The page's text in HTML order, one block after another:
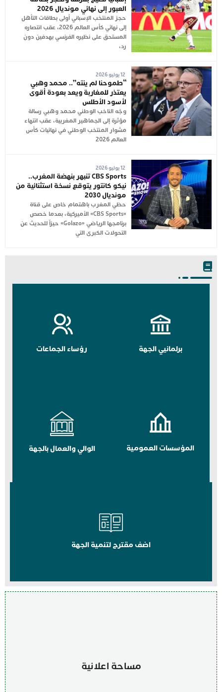
العبور إلى نهائي مونديال 2026
حجز المنتخب الإسباني أولى بطاقات التأهل
إلى نهائي كأس العالم 2026، عقب انتصاره
المستحق على نظيره الفرنسي بهدفين دون
رد،
12 يوليو 2026
“طموحنا لم ينته”.. محمد وهبي
يعتذر للمغاربة ويعد بعودة أقوى
لأسود الأطلس
وجّه الناخب الوطني محمد وهبي رسالة
مؤثرة إلى الجماهير المغربية، عقب انتهاء
مشوار المنتخب الوطني في نهائيات كأس
العالم 2026
12 يوليو 2026
CBS Sports تنبهر بنهضة المغرب..
نيكو كانتور يتوقع نسخة استثنائية من
مونديال 2030
حظي المغرب باهتمام خاص على قناة
«CBS Sports» الأميركية، بعدما خصص
برنامجها الرياضي «Golazo» حيزاً للحديث عن
التحولات الكبرى التي
برلمانيي الجهة رؤساء الجماعات
المؤسسات العمومية الوالي والعمال بالجهة
اضف مقترح لتنمية الجهة
مساحة اعلانية